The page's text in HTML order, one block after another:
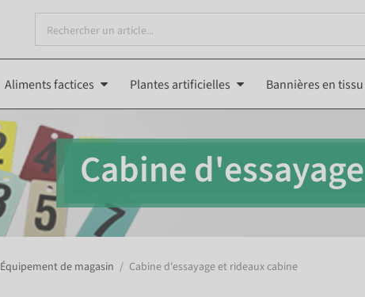
Aliments factices Plantes artificielles Bannières en tissu
Cabine
Équipement de magasin Cabine d'essayage et rideaux cabine